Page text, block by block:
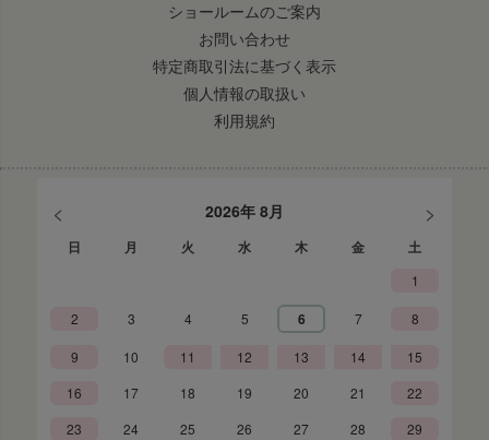
ショールームのご案内
お問い合わせ
特定商取引法に基づく表示
個人情報の取扱い
利用規約
< 2026年 8月 >
日 月 火 水 木 金 土
1
2 3 4 5 6 7 8
9 10 11 12 13 14
15
16
17 18 19 20 21
22
23
24 25 26 27 28
29